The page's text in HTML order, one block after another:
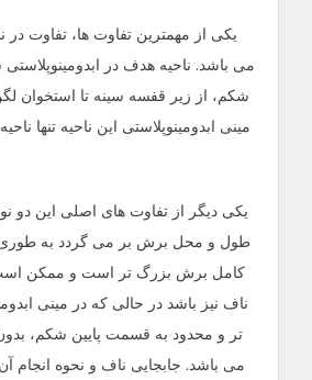
یکی از مهمترین تفاوت ها، تفاوت
می باشد. ناحیه هدف در ابدومینوپلاستی
شکم، از زیر قفسه سینه تا استخوان
مینی ابدومینوپلاستی این ناحیه تنها
یکی دیگر از تفاوت های اصلی این دو
طول و محل برش بر می گردد به طوری
کامل برش بزرگ‌ تر است و ممکن
ناف نیز باشد در حالی که در مینی
‌تر و محدود به قسمت پایین شکم،
می باشد. جابجایی ناف و نحوه انجام